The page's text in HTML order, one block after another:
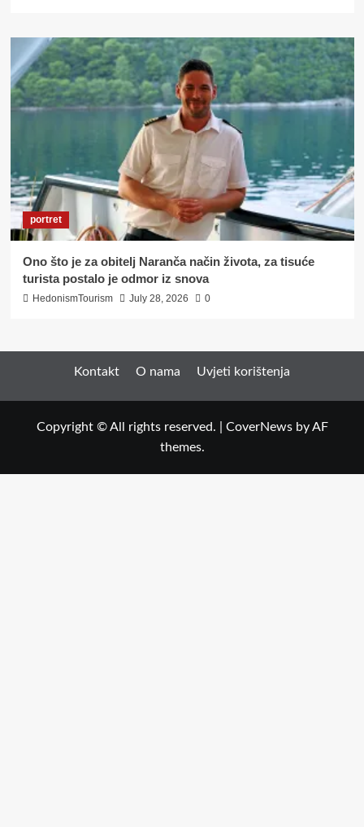
portret
Ono što je za obitelj Naranča način života, za tisuće
turista postalo je odmor iz snova
HedonismTourism July 28, 2026 0
Kontakt O nama Uvjeti korištenja
Copyright © All rights reserved. CoverNewsby AF
themes.